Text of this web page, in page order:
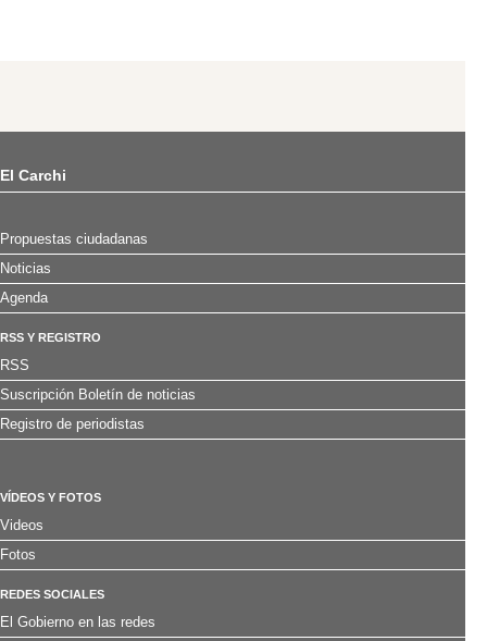
El Carchi
Propuestas ciudadanas
Noticias
Agenda
RSS Y REGISTRO
RSS
Suscripción Boletín de noticias
Registro de periodistas
VÍDEOS Y FOTOS
Videos
Fotos
REDES SOCIALES
El Gobierno en las redes